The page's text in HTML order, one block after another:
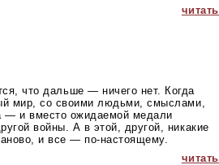
читать
что дальше — ничего нет. Когда
мир, со своими людьми, смыслами,
— и вместо ожидаемой медали
войны. А в этой, другой, никакие
и все —по-настоящему.
читать